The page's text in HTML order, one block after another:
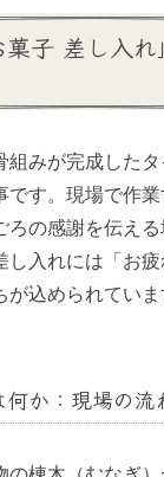
菓子 差し入
組みが完成した
です。現場で作
ろの感謝を伝える
し入れには「お疲
込められていま
何か：現場の